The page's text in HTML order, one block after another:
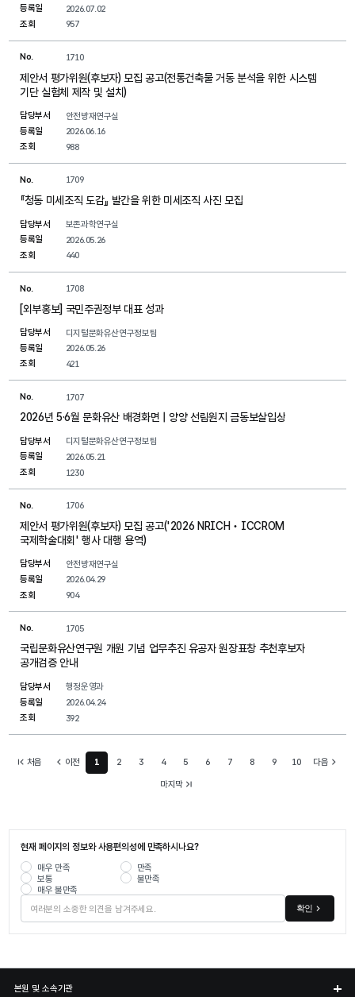
등록일
2026.07.02
조회
957
No. 1710
제안서 평가위원(후보자) 모집 공고(전통건축물 거동 분석을 위한 시스템
기단 실험체 제작 및 설치)
담당부서
안전방재연구실
등록일
2026.06.16
조회
988
No. 1709
『청동 미세조직 도감』 발간을 위한 미세조직 사진 모집
담당부서
보존과학연구실
등록일
2026.05.26
조회
440
No. 1708
[외부홍보] 국민주권정부 대표 성과
담당부서
디지털문화유산연구정보팀
등록일
2026.05.26
조회
421
No. 1707
2026년 5·6월 문화유산 배경화면 | 양양 선림원지 금동보살입상
담당부서
디지털문화유산연구정보팀
등록일
2026.05.21
조회
1230
No. 1706
제안서 평가위원(후보자) 모집 공고('2026 NRICH‧ICCROM
국제학술대회' 행사 대행 용역)
담당부서
안전방재연구실
등록일
2026.04.29
조회
904
No. 1705
국립문화유산연구원 개원 기념 업무추진 유공자 원장표창 추천후보자
공개검증 안내
담당부서
행정운영과
등록일
2026.04.24
조회
392
처음 이전 1현재 페이지
2 3 4 5 6 7 8 9 10
다음
마지막
현재 페이지의 정보와 사용편의성에 만족하시나요?
매우 만족
만족
보통
불만족
매우 불만족
확인
본원 및 소속기관